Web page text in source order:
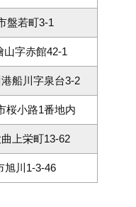
盤若町3-1
山字赤館42-1
船川字泉台3-2
桜小路1番地内
上栄町13-62
旭川1-3-46